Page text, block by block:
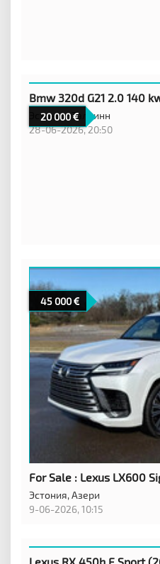
20 000
Bmw 320d G21 2.0 140
Эстония,Таллинн
28-06-2026, 20:50
45 000
For Sale : Lexus LX600
Эстония,Азери
9-06-2026, 10:15